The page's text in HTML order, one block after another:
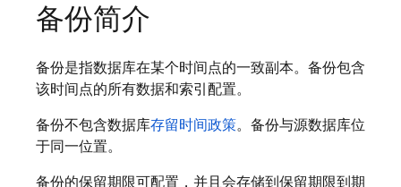
备份简介
备份是指数据库在某个时间点的一致副本。备份包含
该时间点的所有数据和索引配置。
备份不包含数据库存留时间政策。备份与源数据库位
于同一位置。
备份的保留期限可配置，并且会存储到保留期限到期